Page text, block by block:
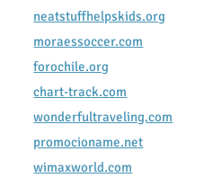
neatstuffhelpskids.org
moraessoccer.com
forochile.org
chart-track.com
wonderfultraveling.com
promocioname.net
wimaxworld.com